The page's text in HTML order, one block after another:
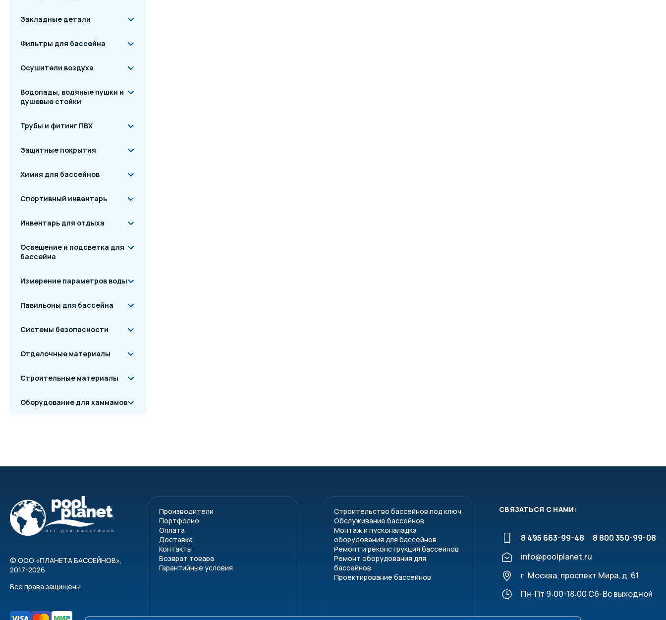
Закладные детали
Фильтры для бассейна
Осушители воздуха
Водопады, водяные пушки и
душевые стойки
Трубы и фитинг ПВХ
Защитные покрытия
Химия для бассейнов
Спортивный инвентарь
Инвентарь для отдыха
Освещение и подсветка для
бассейна
Измерение параметров воды
Павильоны для бассейна
Системы безопасности
Отделочные материалы
Строительные материалы
Оборудование для хаммамов
© ООО «ПЛАНЕТА БАССЕЙНОВ»,
2017-2026
Все права защищены
Производители
Портфолио
Оплата
Доставка
Контакты
Возврат товара
Гарантийные условия
Строительство бассейнов под ключ
Обслуживание бассейнов
Монтаж и пусконаладка
оборудования для бассейнов
Ремонт и реконструкция бассейнов
Ремонт оборудования для
бассейнов
Проектирование бассейнов
СВЯЗАТЬСЯ С НАМИ:
8 495 663-99-48
8 800 350-99-08
info@poolplanet.ru
г. Москва, проспект Мира, д. 61
Пн-Пт 9:00-18:00 Сб-Вс выходной